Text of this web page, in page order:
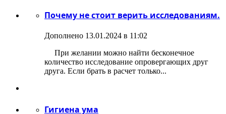
Почему не стоит верить исследованиям.
Дополнено 13.01.2024 в 11:02
При желании можно найти бесконечное
количество исследование опровергающих друг
друга. Если брать в расчет только...
Гигиена ума